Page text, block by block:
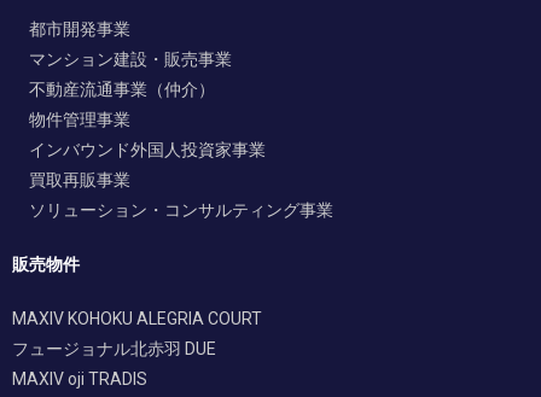
都市開発事業
マンション建設・販売事業
不動産流通事業（仲介）
物件管理事業
インバウンド外国人投資家事業
買取再販事業
ソリューション・コンサルティング事業
販売物件
MAXIV KOHOKU ALEGRIA COURT
フュージョナル北赤羽 DUE
MAXIV oji TRADIS